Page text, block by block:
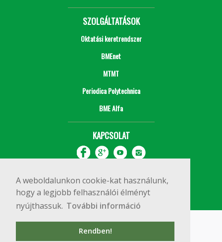
A weboldalunkon cookie-kat használunk,
hogy a legjobb felhasználói élményt
nyújthassuk. További információ
Rendben!
SZOLGÁLTATÁSOK
Oktatási keretrendszer
BMEnet
MTMT
Periodica Polytechnica
BME Alfa
KAPCSOLAT
Copyright © 2020 BME Építőmérnöki Kar
1111 Budapest, Műegyetem rkp. 3.